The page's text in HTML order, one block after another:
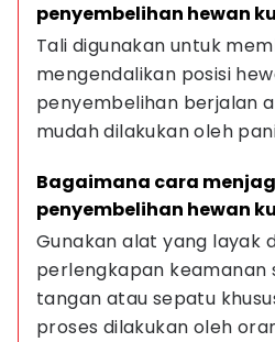
penyembelihan hewan
Tali digunakan untuk
mengendalikan posisi
penyembelihan berjalan
mudah dilakukan oleh
Bagaimana cara
penyembelihan hewan
Gunakan alat yang layak
perlengkapan keamanan
tangan atau sepatu
proses dilakukan oleh